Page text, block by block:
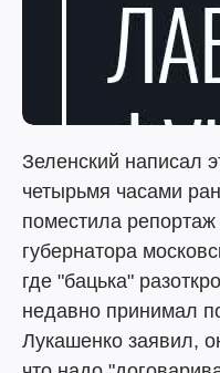
Зеленский написал
четырьмя часами
поместила
губернатора
где "бацька"
недавно принимал
Лукашенко заявил,